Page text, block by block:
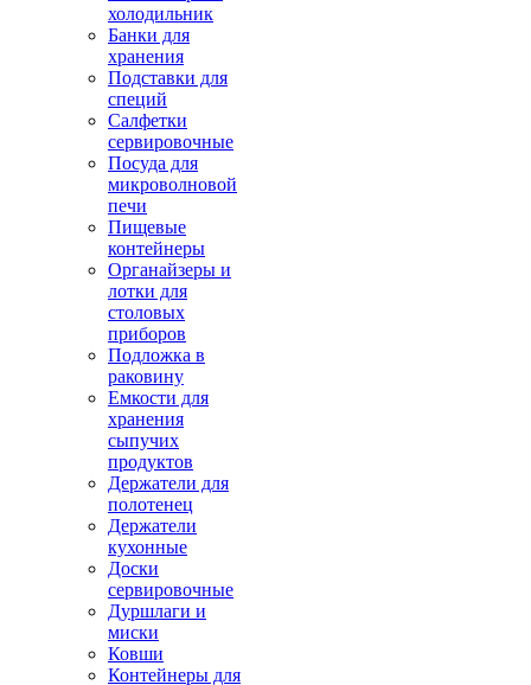
холодильник
Банки для
хранения
Подставки для
специй
Салфетки
сервировочные
Посуда для
микроволновой
печи
Пищевые
контейнеры
Органайзеры и
лотки для
столовых
приборов
Подложка в
раковину
Емкости для
хранения
сыпучих
продуктов
Держатели для
полотенец
Держатели
кухонные
Доски
сервировочные
Дуршлаги и
миски
Ковши
Контейнеры для